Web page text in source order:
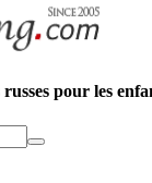
pour les